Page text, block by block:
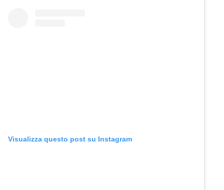
Visualizza questo post su Instagram